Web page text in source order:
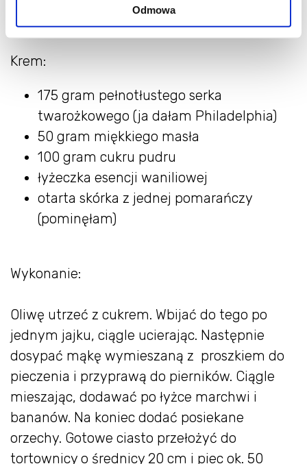
Odmowa
1 łyżeczka przyprawy do piernika
kilka orzechów do przybrania ciasta
Krem:
175 gram pełnotłustego serka
twarożkowego (ja dałam Philadelphia)
50 gram miękkiego masła
100 gram cukru pudru
łyżeczka esencji waniliowej
otarta skórka z jednej pomarańczy
(pominęłam)
Wykonanie:
Oliwę utrzeć z cukrem. Wbijać do tego po
jednym jajku, ciągle ucierając. Następnie
dosypać mąkę wymieszaną z proszkiem do
pieczenia i przyprawą do pierników. Ciągle
mieszając, dodawać po łyżce marchwi i
bananów. Na koniec dodać posiekane
orzechy. Gotowe ciasto przełożyć do
tortownicy o średnicy 20 cm i piec ok. 50